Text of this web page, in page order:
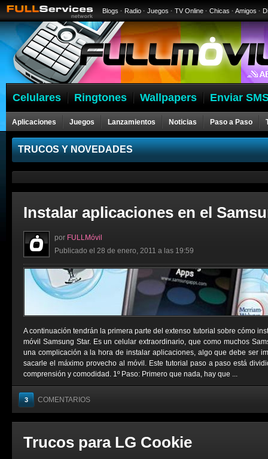
Blogs · Radio · Juegos · TV Online · Chicas · Amigos ·
Celulares Ringtones Wallpapers Enviar
Aplicaciones Juegos Lanzamientos Noticias Paso a Paso
Celulares
TRUCOS Y NOVEDADES
Instalar aplicaciones en el
por FULLMóvil
Publicado el 28 de enero, 2011 a las 19:59
A continuación tendrán la primera parte del extenso tutorial sobre cómo
móvil Samsung Star. Es un celular extraordinario, que como muchos
una complicación a la hora de instalar aplicaciones, algo que debe ser
sacarle el máximo provecho al móvil. Este tutorial paso a paso está
comprensión y comodidad. 1º Paso: Primero que nada, hay que ...
3 COMENTARIOS
Trucos para LG Cookie